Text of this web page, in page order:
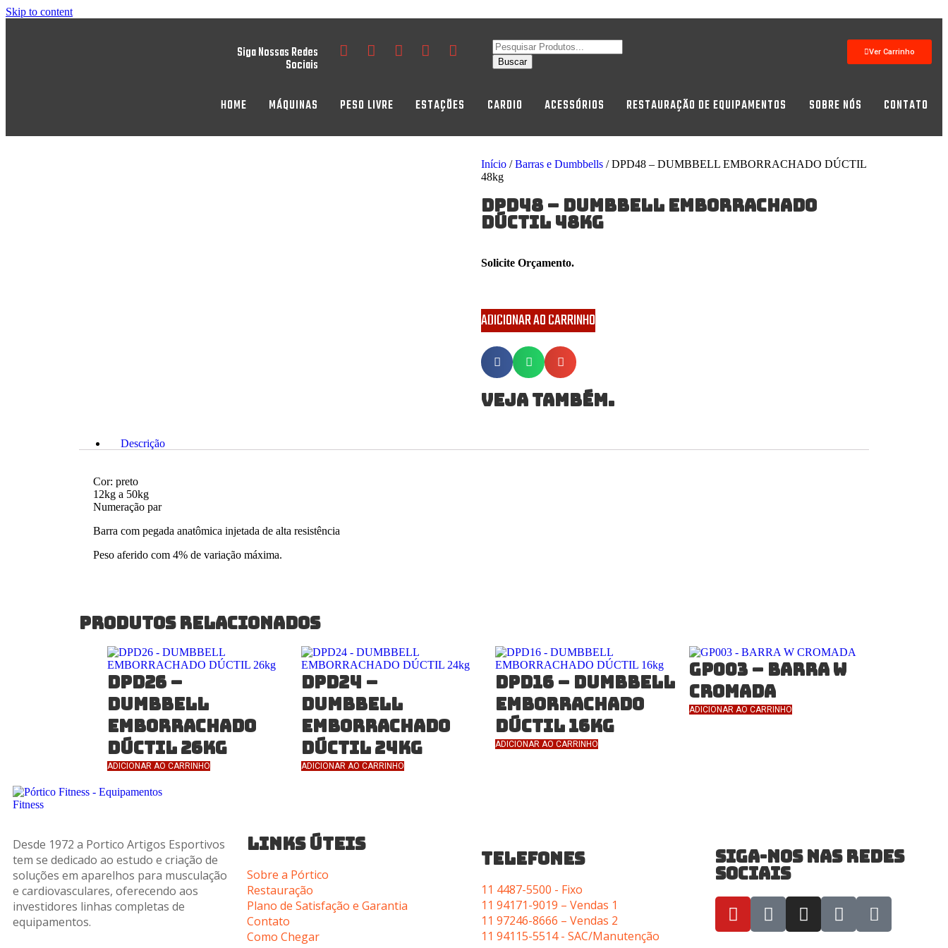
Skip to content
Siga Nossas Redes
Sociais Buscar
Ver Carrinho
HOME MÁQUINAS PESO LIVRE ESTAÇÕES CARDIO ACESSÓRIOS RESTAURAÇÃO DE EQUIPAMENTOS SOBRE NÓS CONTATO
Início /Barras e Dumbbells / DPD48 – DUMBBELL EMBORRACHADO DÚCTIL
48kg
DPD48 – DUMBBELL EMBORRACHADO
DÚCTIL 48kg
Solicite Orçamento.
ADICIONAR AO CARRINHO
Veja também.
Descrição
Cor: preto
12kg a 50kg
Numeração par
Barra com pegada anatômica injetada de alta resistência
Peso aferido com 4% de variação máxima.
PRODUTOS RELACIONADOS
DPD26 –
DUMBBELL
EMBORRACHADO
DÚCTIL 26kg
ADICIONAR AO CARRINHO
DPD24 –
DUMBBELL
EMBORRACHADO
DÚCTIL 24kg
ADICIONAR AO CARRINHO
DPD16 – DUMBBELL
EMBORRACHADO
DÚCTIL 16kg
ADICIONAR AO CARRINHO
GP003 – BARRA W
CROMADA
ADICIONAR AO CARRINHO
Desde 1972 a Portico Artigos Esportivos
tem se dedicado ao estudo e criação de
soluções em aparelhos para musculação
e cardiovasculares, oferecendo aos
investidores linhas completas de
equipamentos.
LINKS ÚTEIS
Sobre a Pórtico
Restauração
Plano de Satisfação e Garantia
Contato
Como Chegar
TELEFONES
11 4487-5500 - Fixo
11 94171-9019 – Vendas 1
11 97246-8666 – Vendas 2
11 94115-5514 - SAC/Manutenção
SIGA-NOS NAS REDES
SOCIAIS